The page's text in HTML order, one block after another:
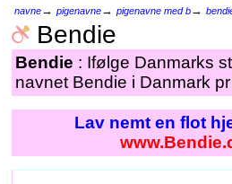
navne→ pigenavne→ pigenavne med b→
Bendie
Bendie : Ifølge Danmarks
navnet Bendie i Danmark
Lav nemt en flot